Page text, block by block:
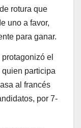
rotura que
uno a favor,
para ganar.
el
participa
al francés
por 7-